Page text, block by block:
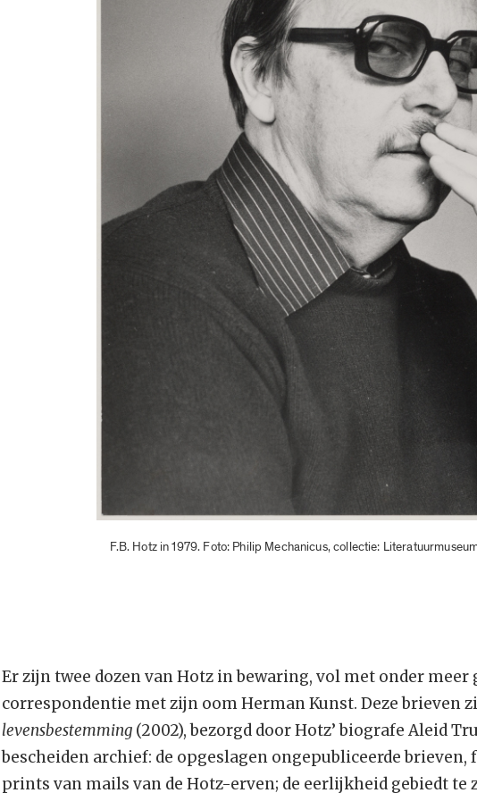
F.B. Hotz in 1979. Foto: Philip Mechanicus, collectie:
Er zijn twee dozen van Hotz in bewaring, vol met onder meer
correspondentie met zijn oom Herman Kunst. Deze brieven
levensbestemming (2002), bezorgd door Hotz’ biografe Aleid
bescheiden archief: de opgeslagen ongepubliceerde brieven,
prints van mails van de Hotz-erven; de eerlijkheid gebiedt te